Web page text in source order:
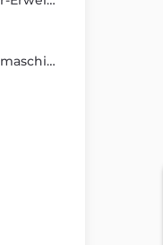
Hierarchische Zustandsmaschinen